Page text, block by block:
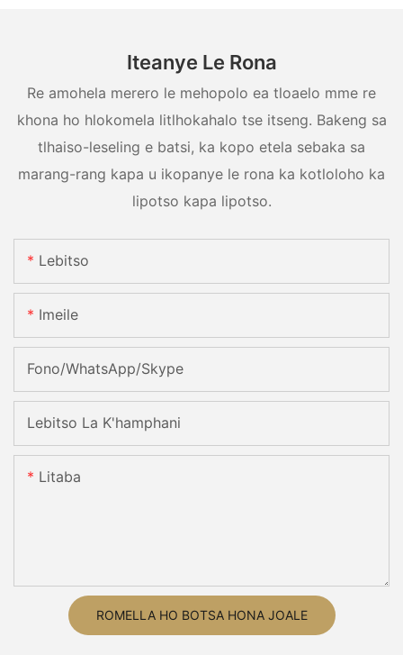
Iteanye Le Rona
Re amohela merero le mehopolo ea tloaelo mme re
khona ho hlokomela litlhokahalo tse itseng. Bakeng sa
tlhaiso-leseling e batsi, ka kopo etela sebaka sa
marang-rang kapa u ikopanye le rona ka kotloloho ka
lipotso kapa lipotso.
Lebitso
Imeile
Fono/WhatsApp/Skype
Lebitso La K'hamphani
Litaba
ROMELLA HO BOTSA HONA JOALE